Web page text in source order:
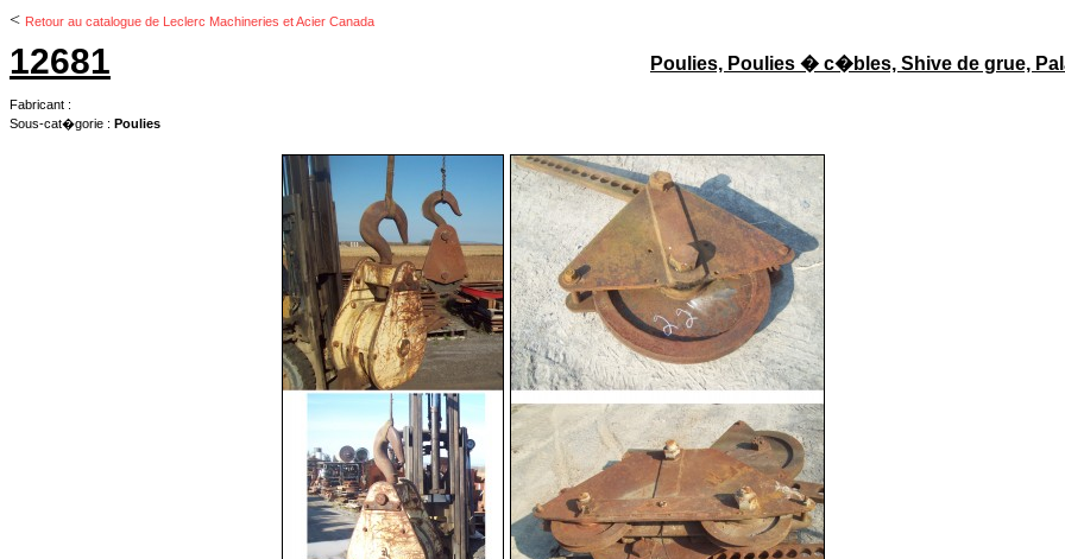
< Retour au catalogue de Leclerc Machineries et Acier Canada
12681
Fabricant :
Sous-cat�gorie : Poulies
Poulies, Poulies � c�bles, Shive de grue,